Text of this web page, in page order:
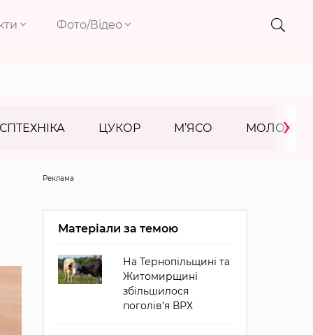
Фото/Відео
ЦУКОР М’ЯСО МОЛОКО
›
Реклама
Матеріали за темою
На Тернопільщині та
Житомирщині
збільшилося
поголів’я ВРХ